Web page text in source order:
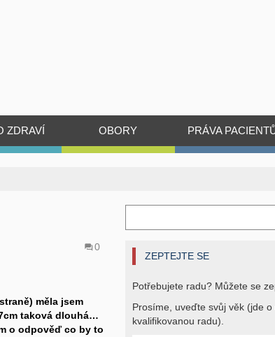
ZDRAVÍ OBORY PRÁVA
0
měla jsem
taková dlouhá…
o odpověď co by to
ZEPTEJTE SE
Potřebujete radu? Můžete se
Prosíme, uveďte svůj věk (jde
kvalifikovanou radu).